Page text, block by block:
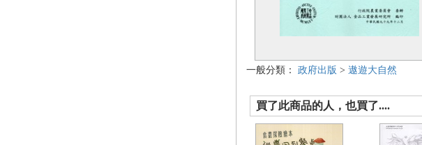
一般分類： 政府出版 > 遨遊大自然
買了此商品的人，也買了....